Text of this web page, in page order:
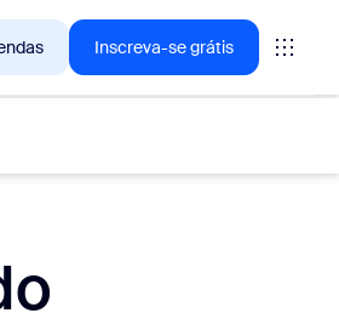
Inscreva-se grátis
Zoom estão buscando no